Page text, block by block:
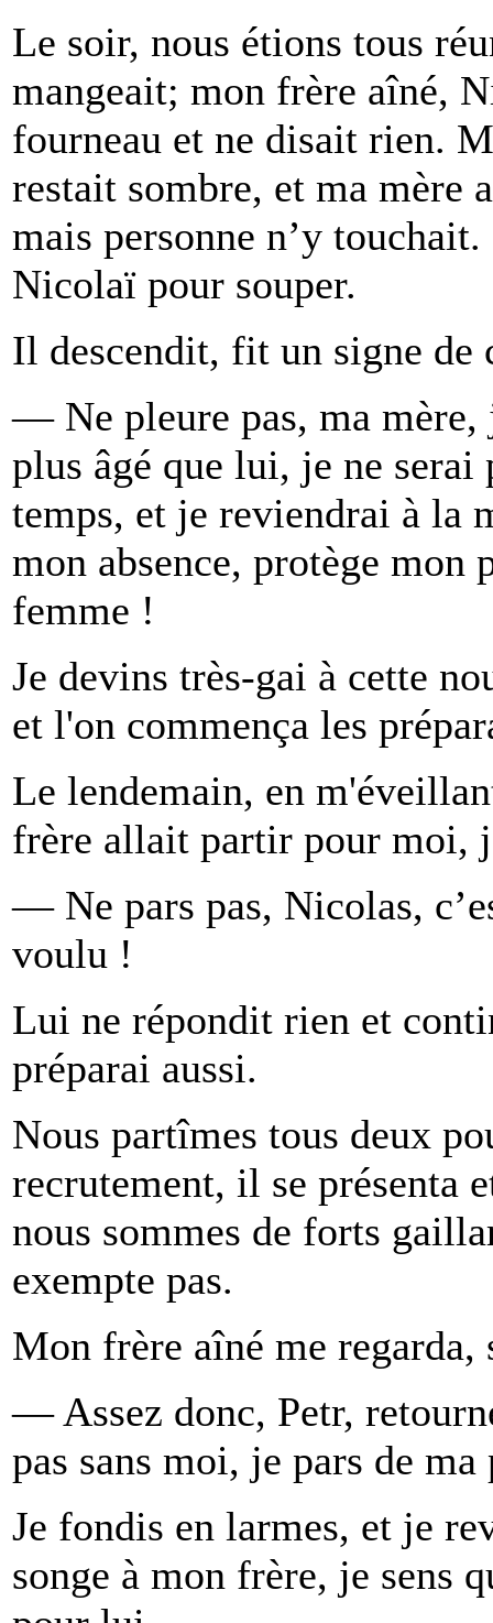
Le soir, nous étions tous
mangeait; mon frère aîné,
fourneau et ne disait rien.
restait sombre, et ma mère
mais personne n’y
Nicolaï pour souper.
Il descendit, fit un signe de
— Ne pleure pas, ma mère,
plus âgé que lui, je ne
temps, et je reviendrai à la
mon absence, protège mon
femme !
Je devins très-gai à cette
et l'on commença les
Le lendemain, en
frère allait partir pour moi,
— Ne pars pas, Nicolas,
voulu !
Lui ne répondit rien et
préparai aussi.
Nous partîmes tous deux
recrutement, il se présenta
nous sommes de forts
exempte pas.
Mon frère aîné me
— Assez donc, Petr,
pas sans moi, je pars de
Je fondis en larmes, et je
songe à mon frère, je sens